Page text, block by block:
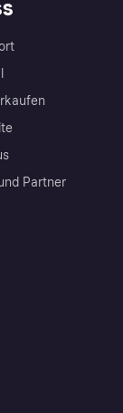
Partner